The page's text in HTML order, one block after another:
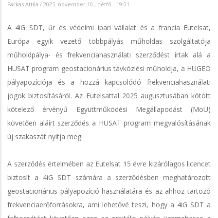
Farkas Attila / 2025. november 10., hétfő - 19:01
A 4iG SDT, űr és védelmi ipari vállalat és a francia Eutelsat,
Európa egyik vezető többpályás műholdas szolgáltatója
műholdpálya- és frekvenciahasználati szerződést írtak alá a
HUSAT program geostacionárius távközlési műholdja, a HUGEO
pályapozíciója és a hozzá kapcsolódó frekvenciahasználati
jogok biztosításáról. Az Eutelsattal 2025 augusztusában kötött
kötelező érvényű Együttműködési Megállapodást (MoU)
követően aláírt szerződés a HUSAT program megvalósításának
új szakaszát nyitja meg.
A szerződés értelmében az Eutelsat 15 évre kizárólagos licencet
biztosít a 4iG SDT számára a szerződésben meghatározott
geostacionárius pályapozíció használatára és az ahhoz tartozó
frekvenciaerőforrásokra, ami lehetővé teszi, hogy a 4iG SDT a